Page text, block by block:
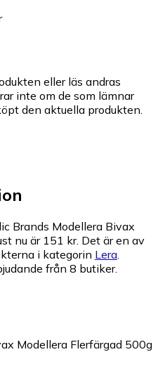
eller läs andras
inte om de som lämnar
den aktuella produkten.
Brands Modellera Bivax
nu är 151 kr. Det är en av
i kategorin Lera.
från 8 butiker.
Modellera Flerfärgad 500g